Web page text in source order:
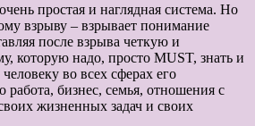
простая и наглядная система. Но
взрыву – взрывает понимание
после взрыва четкую и
которую надо, просто MUST, знать и
во всех сферах его
работа, бизнес, семья, отношения с
жизненных задач и своих